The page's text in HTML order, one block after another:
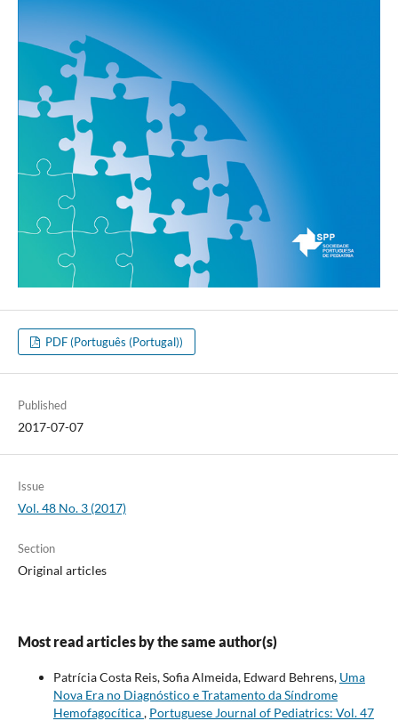
PDF (Português (Portugal))
Published
2017-07-07
Issue
Vol. 48 No. 3 (2017)
Section
Original articles
Most read articles by the same author(s)
Patrícia Costa Reis, Sofia Almeida, Edward Behrens, Uma
Nova Era no Diagnóstico e Tratamento da Síndrome
Hemofagocítica, Portuguese Journal of Pediatrics: Vol. 47